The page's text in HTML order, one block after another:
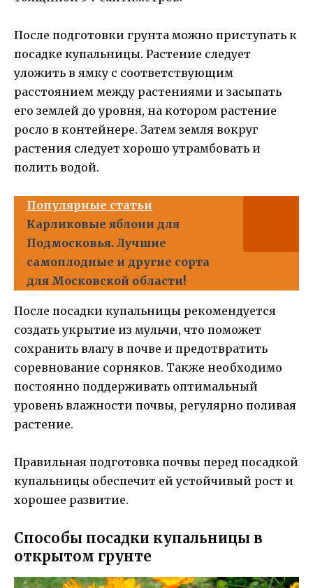
После подготовки грунта можно приступать к
посадке купальницы. Растение следует
уложить в ямку с соответствующим
расстоянием между растениями и засыпать
его землей до уровня, на котором растение
росло в контейнере. Затем земля вокруг
растения следует хорошо утрамбовать и
полить водой.
Популярные статьи
Карликовые яблони для
Подмосковья. Лучшие
самоплодные и другие сорта
для Московской области!
После посадки купальницы рекомендуется
создать укрытие из мульчи, что поможет
сохранить влагу в почве и предотвратить
соревнование сорняков. Также необходимо
постоянно поддерживать оптимальный
уровень влажности почвы, регулярно поливая
растение.
Правильная подготовка почвы перед посадкой
купальницы обеспечит ей устойчивый рост и
хорошее развитие.
Способы посадки купальницы в
открытом грунте